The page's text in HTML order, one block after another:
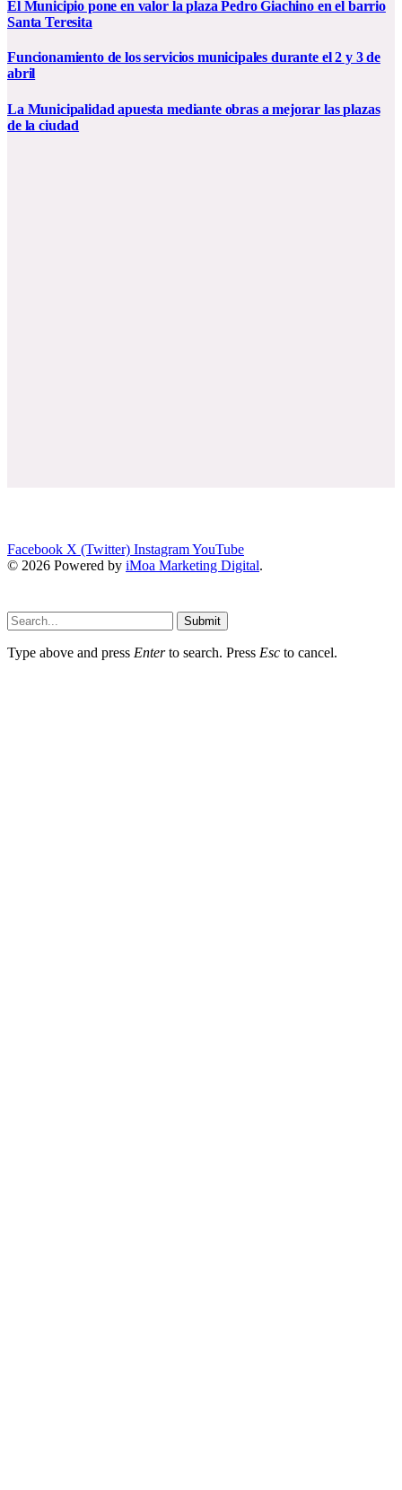
El Municipio pone en valor la plaza Pedro Giachino en el barrio
Santa Teresita
Funcionamiento de los servicios municipales durante el 2 y 3 de
abril
La Municipalidad apuesta mediante obras a mejorar las plazas
de la ciudad
Facebook X (Twitter) InstagramYouTube
© 2026 Powered by iMoa Marketing Digital.
Submit
Type above and press Enterto search. Press Esc to cancel.